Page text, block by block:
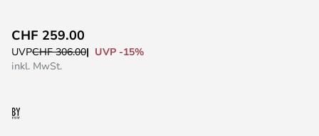
Anfang
der
CHF 259.00
UVPCHF 306.00
UVP -15%
inkl. MwSt.